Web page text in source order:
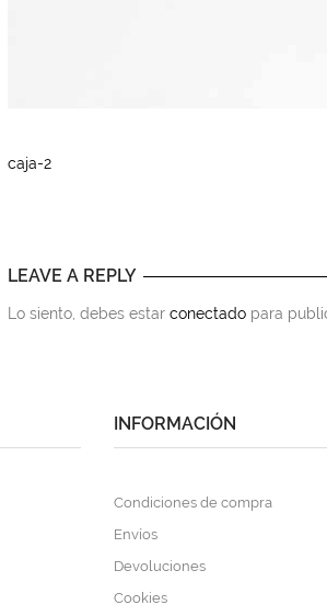
caja-2
LEAVE A REPLY
Lo siento, debes estar conectadopara
INFORMACIÓN
Condiciones de compra
Envíos
Devoluciones
Cookies